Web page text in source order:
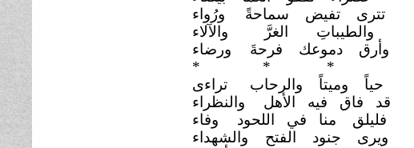
تترى تفيض سماحةً
ورُواء
والطيباتِ الغرَّ
والآلاء
وأرق دموعك فرحةَ
ورضاء
* *
*
حياً وميتاً والرحاب
تراءى
قد فاق فيه الأهل
والنظراء
فليلق منا في اللحود
وفاء
ويرى جنود الفتح
والشهداء